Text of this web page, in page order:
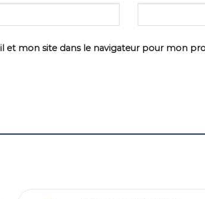
et mon site dans le navigateur pour mon